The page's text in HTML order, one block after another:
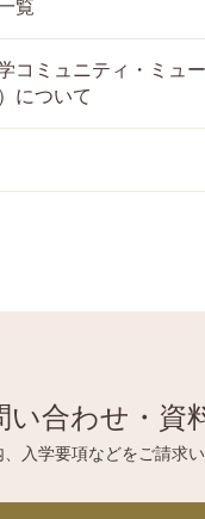
覧
コミュニティ・ミュ
について
い合わせ・資
、入学要項などをご請求